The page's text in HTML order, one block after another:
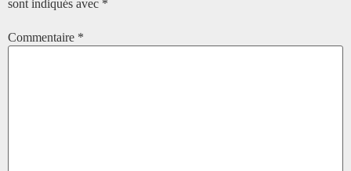
sont indiqués avec *
Commentaire *